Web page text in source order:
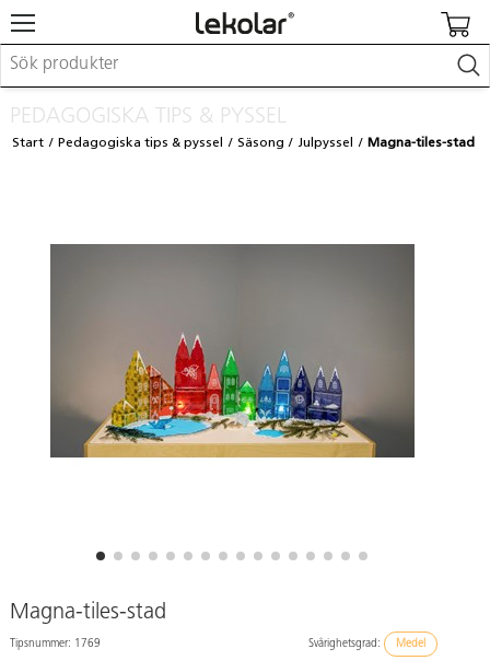
Möbler & inredning
Skapa
Kontakta Lekolar
PEDAGOGISKA TIPS & PYSSEL
Start Pedagogiska tips & pyssel Säsong Julpyssel Magna-tiles-stad
Magna-tiles-stad
Tipsnummer: 1769 Svårighetsgrad: Medel